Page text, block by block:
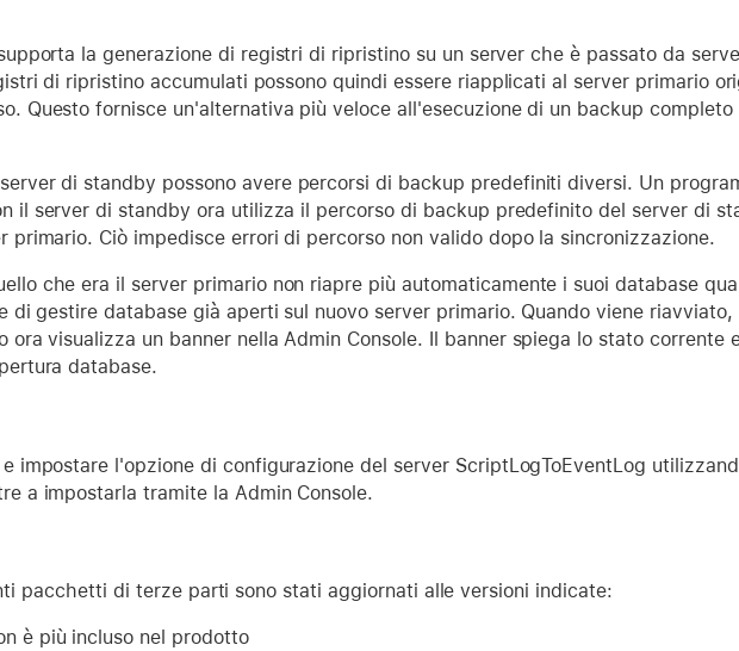
la generazione di registri di ripristino su un server che è passato da
di ripristino accumulati possono quindi essere riapplicati al server primario
Questo fornisce un'alternativa più veloce all'esecuzione di un backup completo
di standby possono avere percorsi di backup predefiniti diversi. Un
il server di standby ora utilizza il percorso di backup predefinito del server di
primario. Ciò impedisce errori di percorso non valido dopo la sincronizzazione.
che era il server primario non riapre più automaticamente i suoi database
di gestire database già aperti sul nuovo server primario. Quando viene riavviato,
ora visualizza un banner nella Admin Console. Il banner spiega lo stato corrente
database.
impostare l'opzione di configurazione del server ScriptLogToEventLog
a impostarla tramite la Admin Console.
pacchetti di terze parti sono stati aggiornati alle versioni indicate:
è più incluso nel prodotto